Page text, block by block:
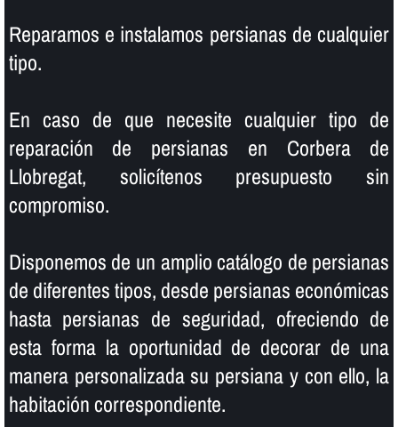
Reparamos e instalamos persianas de cualquier
tipo.
En caso de que necesite cualquier tipo de
reparación de persianas en Corbera de
Llobregat, solicí­tenos presupuesto sin
compromiso.
Disponemos de un amplio catálogo de persianas
de diferentes tipos, desde persianas económicas
hasta persianas de seguridad, ofreciendo de
esta forma la oportunidad de decorar de una
manera personalizada su persiana y con ello, la
habitación correspondiente.